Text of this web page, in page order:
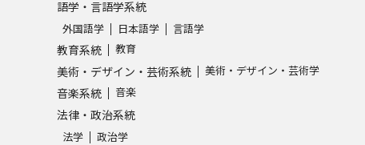
語学・言語学系統
外国語学 日本語学 言語学
教育系統 教育
美術・デザイン・芸術系統 美術・デザイン・芸術学
音楽系統 音楽
法律・政治系統
法学 政治学